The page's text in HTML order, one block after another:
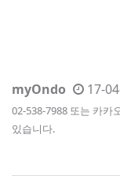
myOndo 17-
02-538-7988 또는 카카
있습니다.